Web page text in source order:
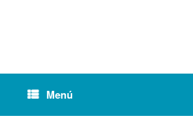
Menú